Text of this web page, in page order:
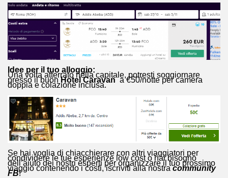
Idee per il tuo alloggio:
Una volta atterrato nella capitale, potresti soggiornare
presso il buonHotel Caravana €50/notte per camera
doppia e colazione inclusa.
Se hai voglia di chiacchierare con altri viaggiatori per
condividere le tue esperienze low cost o hai bisogno
dell’aiuto dei nostri esperti per organizzare il tuo prossimo
viaggio contenendo i costi, iscriviti alla nostracommunity
FB!